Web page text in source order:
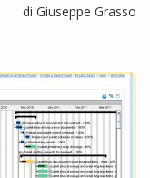
di Giuseppe Grasso